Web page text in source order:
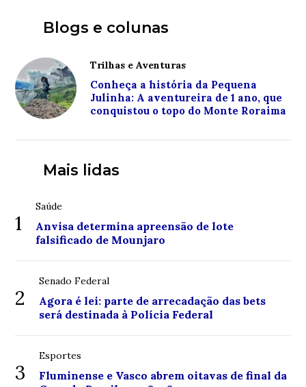
Blogs e colunas
Trilhas e Aventuras
Conheça a história da Pequena
Julinha: A aventureira de 1 ano, que
conquistou o topo do Monte Roraima
Mais lidas
1
Saúde
Anvisa determina apreensão de lote
falsificado de Mounjaro
2
Senado Federal
Agora é lei: parte de arrecadação das bets
será destinada à Polícia Federal
3
Esportes
Fluminense e Vasco abrem oitavas de final da